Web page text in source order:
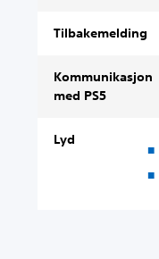
Tilbakemelding
Kommunikasjon
med PS5
Lyd